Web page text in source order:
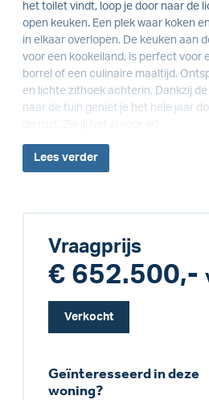
het toilet vindt, loop je door naar de
open keuken. Een plek waar koken
in elkaar overlopen. De keuken aan
voor een kookeiland, is perfect voor
borrel of een culinaire maaltijd.
en lichte zithoek achterin. Dankzij
naar de tuin geniet je het hele jaar
Lees verder
Vraagprijs
€ 652.500,-
Verkocht
Geïnteresseerd in deze
woning?